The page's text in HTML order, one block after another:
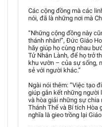
Các cộng đồng mà các
nói, đã là những nơi mà
“Những cộng đồng này
thánh nhân!”, Đức Giáo
hãy giúp họ cùng nhau
Tử Nhân Lành, để họ trở
khu vườn – của sự sống,
sẻ với người khác.”
Ngài nói thêm: “Việc tạo
giúp gắn kết những người
và hòa giải những sự
Thánh Thể và Bí tích Hòa
nghĩa là gieo trồng lại Giáo